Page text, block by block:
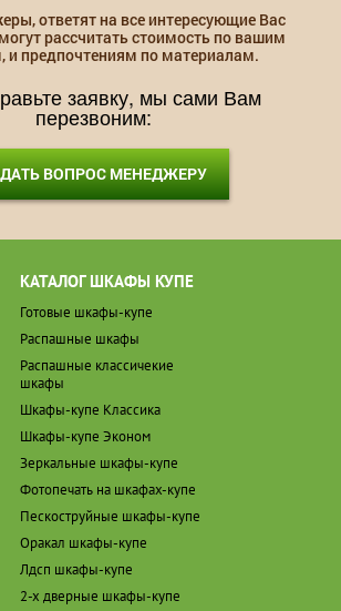
ответят на все интересующие Вас
рассчитать стоимость по вашим
и предпочтениям по материалам.
заявку, мы сами Вам
перезвоним:
ВОПРОС МЕНЕДЖЕРУ
КАТАЛОГ ШКАФЫ КУПЕ
Готовые шкафы-купе
Распашные шкафы
Распашные классичекие
шкафы
Шкафы-купе Классика
Шкафы-купе Эконом
Зеркальные шкафы-купе
Фотопечать на шкафах-купе
Пескоструйные шкафы-купе
Оракал шкафы-купе
Лдсп шкафы-купе
2-х дверные шкафы-купе